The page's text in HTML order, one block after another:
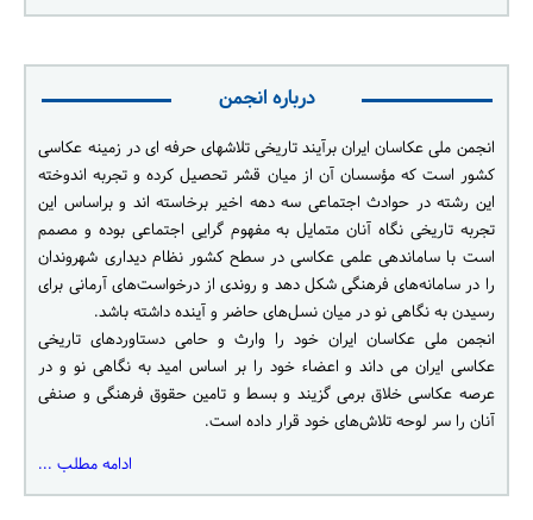
درباره انجمن
انجمن ملی عکاسان ایران برآیند تاریخی تلاشهای حرفه ای در زمینه عکاسی
کشور است که مؤسسان آن از میان قشر تحصیل کرده و تجربه اندوخته
این رشته در حوادث اجتماعی سه دهه اخیر برخاسته اند و براساس این
تجربه تاریخی نگاه آنان متمایل به مفهوم گرایی اجتماعی بوده و مصمم
است با ساماندهی علمی عکاسی در سطح کشور نظام دیداری شهروندان
را در سامانه‌های فرهنگی شکل دهد و روندی از درخواست‌های آرمانی برای
رسیدن به نگاهی نو در میان نسل‌های حاضر و آینده داشته باشد.
انجمن ملی عکاسان ایران خود را وارث و حامی دستاوردهای تاریخی
عکاسی ایران می داند و اعضاء خود را بر اساس امید به نگاهی نو و در
عرصه عکاسی خلاق برمی گزیند و بسط و تامین حقوق فرهنگی و صنفی
آنان را سر لوحه تلاش‌های خود قرار داده است.
ادامه مطلب ...